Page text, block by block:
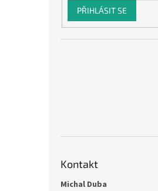
PŘIHLÁSIT SE
Kontakt
Michal Duba